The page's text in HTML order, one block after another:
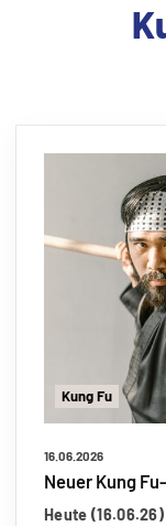
Kung Fu
16.06.2026
Neuer Kung
Heute